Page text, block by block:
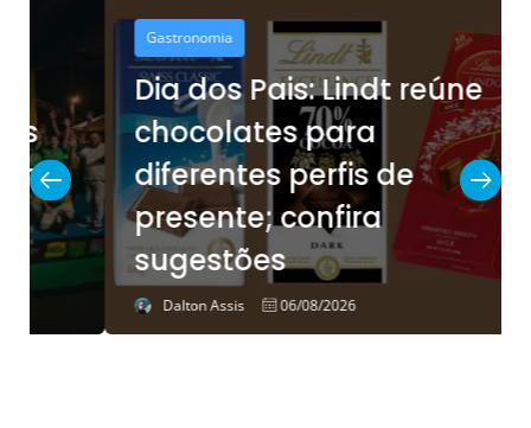
Gastronomia
Dia dos Pais: Lindt reúne
chocolates para
diferentes perfis de
presente; confira
sugestões
Dalton Assis 06/08/2026